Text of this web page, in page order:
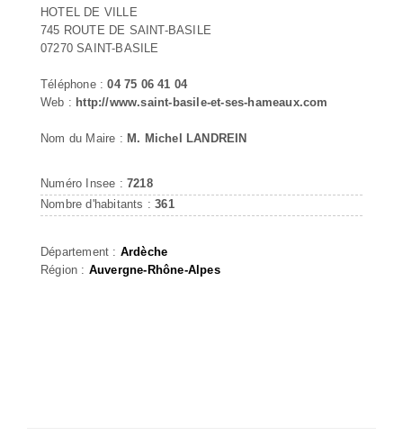
HOTEL DE VILLE
745 ROUTE DE SAINT-BASILE
07270 SAINT-BASILE
Téléphone :04 75 06 41 04
Web : http://www.saint-basile-et-ses-hameaux.com
Nom du Maire : M. Michel LANDREIN
Numéro Insee : 7218
Nombre d'habitants :361
Département : Ardèche
Région : Auvergne-Rhône-Alpes